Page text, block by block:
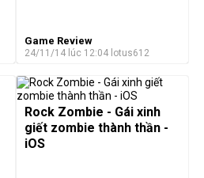
Game Review
24/11/14 lúc 12:04 lotus612
Rock Zombie - Gái xinh
giết zombie thành thần -
iOS